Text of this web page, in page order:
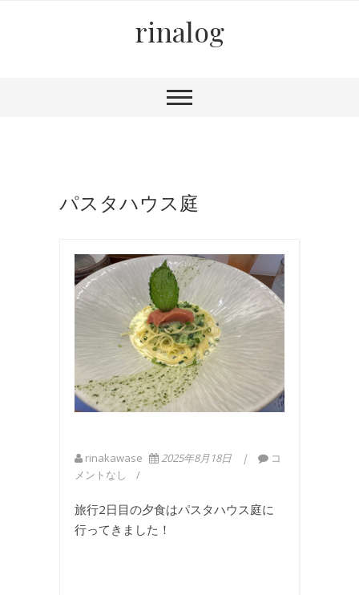
rinalog
パスタハウス庭
rinakawase 2025年8月18日
コ
メントなし
旅行2日目の夕食はパスタハウス庭に
行ってきました！